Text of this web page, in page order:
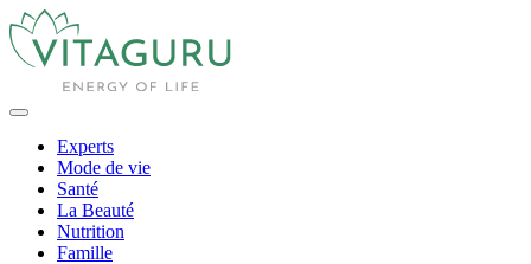
Experts
Mode de vie
Santé
La Beauté
Nutrition
Famille